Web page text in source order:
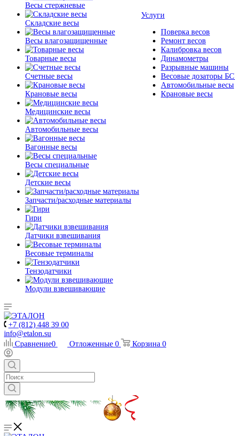
Весы стержневые
Складские весы
Весы влагозащищенные
Товарные весы
Счетные весы
Крановые весы
Медицинские весы
Автомобильные весы
Вагонные весы
Весы специальные
Детские весы
Запчасти/расходные материалы
Гири
Датчики взвешивания
Весовые терминалы
Тензодатчики
Модули взвешивающие
Услуги
Поверка весов
Ремонт весов
Калибровка весов
Динамометры
Разрывные машины
Весовые дозаторы
Автомобильные весы
Крановые весы
+7 (812) 448 39 00
info@etalon.su
Сравнение0 Отложенные 0 Корзина 0